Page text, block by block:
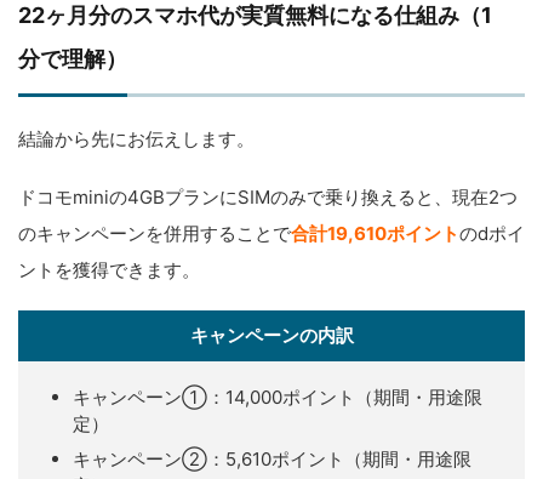
22ヶ月分のスマホ代が実質無料になる仕組み（1
分で理解）
結論から先にお伝えします。
ドコモminiの4GBプランにSIMのみで乗り換えると、現在2つ
のキャンペーンを併用することで合計19,610ポイントのdポイ
ントを獲得できます。
キャンペーンの内訳
キャンペーン①：14,000ポイント（期間・用途限
定）
キャンペーン②：5,610ポイント（期間・用途限